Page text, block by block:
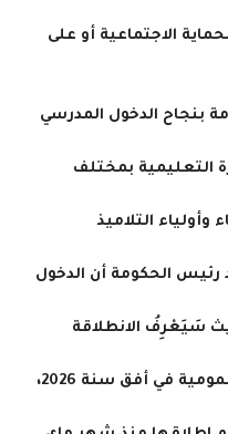
الاجتماعية أو على
بنجاح الدخول المدرسي
التعليمية بمختلف
وأولياء التلاميذ
رئيس الحكومة أن الدخول
حيث سَيَعْرِفُ الانطلاقة
الطريق من أجل تجويد المدرسة العمومية في أفق سنة 2026،